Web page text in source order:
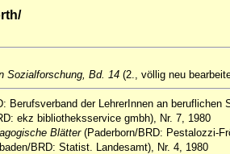
Sozialforschung, Bd. 14 (2., völlig neu
Berufsverband der LehrerInnen an beruflichen
ekz bibliotheksservice gmbh), Nr. 7, 1980
Blätter(Paderborn/BRD: Pestalozzi-
BRD: Statist. Landesamt), Nr. 4, 1980